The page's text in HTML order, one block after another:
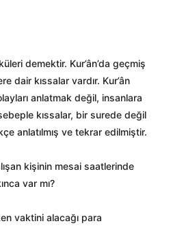
demektir. Kur’ân’da geçmiş
dair kıssalar vardır. Kur’ân
anlatmak değil, insanlara
kıssalar, bir surede değil
anlatılmış ve tekrar edilmiştir.
kişinin mesai saatlerinde
var mı?
vaktini alacağı para